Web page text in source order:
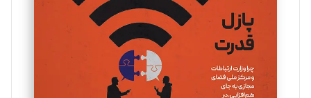
یسنا امان‌پور
تحریریه
ملینا جعفری